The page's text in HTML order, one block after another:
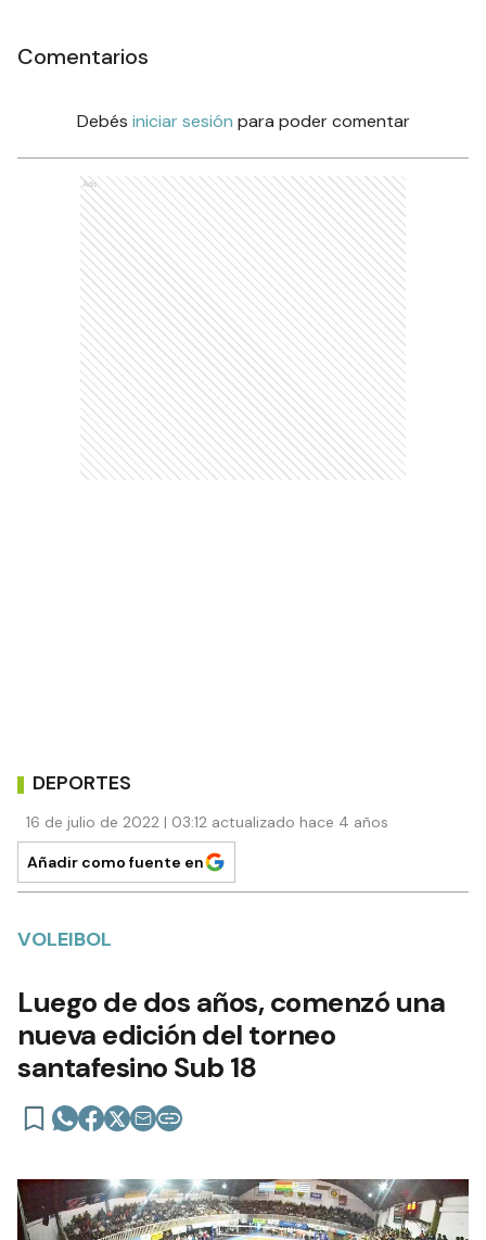
Comentarios
Debés iniciar sesión para poder comentar
Ads
DEPORTES
16 de julio de 2022 | 03:12 actualizado hace 4 años
Añadir como fuente en
VOLEIBOL
Luego de dos años, comenzó una
nueva edición del torneo
santafesino Sub 18